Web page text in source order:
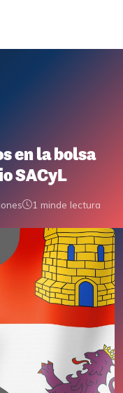
de laboratorio SACyL
en la bolsa
SACyL
1 minde lectura